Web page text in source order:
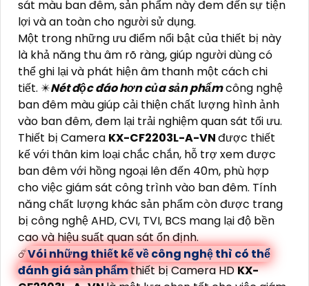
sát màu ban đêm, sản phẩm này đem đến sự tiện
lợi và an toàn cho người sử dụng.
Một trong những ưu điểm nổi bật của thiết bị này
là khả năng thu âm rõ ràng, giúp người dùng có
thể ghi lại và phát hiện âm thanh một cách chi
tiết. ✴️Nét độc đáo hơn của sản phẩmcông nghệ
ban đêm màu giúp cải thiện chất lượng hình ảnh
vào ban đêm, đem lại trải nghiệm quan sát tối ưu.
Thiết bị Camera KX-CF2203L-A-VNđược thiết
kế với thân kim loại chắc chắn, hỗ trợ xem được
ban đêm với hồng ngoại lên đến 40m, phù hợp
cho việc giám sát công trình vào ban đêm. Tính
năng chất lượng khác sản phẩm còn được trang
bị công nghệ AHD, CVI, TVI, BCS mang lại độ bền
cao và hiệu suất quan sát ổn định.
☄️Vói những thiết kế về công nghệ thì có thể
đánh giá sản phẩmthiết bị Camera HDKX-